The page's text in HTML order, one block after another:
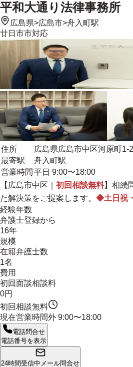
平和大通り法律事務所
広島県>広島市>舟入町駅
廿日市市対応
住所
広島県広島市中区河原町1-
最寄駅
舟入町駅
営業時間 平日 9:00〜18:00
【広島市中区｜ 初回相談無料】相続
た解決策をご提案します。 ◆土日祝
経験年数
弁護士登録から
16年
規模
在籍弁護士数
1名
費用
初回面談相談料
0円
初回相談無料
現在営業時間外 9:00〜18:00
電話問合せ
電話番号を表示
24時間受信中 メール問合せ